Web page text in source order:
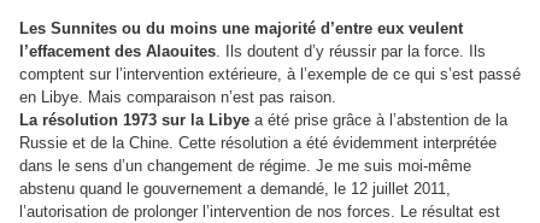
Les Sunnites ou du moins une majorité d’entre eux veulent
l’effacement des Alaouites. Ils doutent d’y réussir par la force. Ils
comptent sur l’intervention extérieure, à l’exemple de ce qui s’est passé
en Libye. Mais comparaison n’est pas raison.
La résolution 1973 sur la Libye a été prise grâce à l’abstention de la
Russie et de la Chine. Cette résolution a été évidemment interprétée
dans le sens d’un changement de régime. Je me suis moi-même
abstenu quand le gouvernement a demandé, le 12 juillet 2011,
l’autorisation de prolonger l’intervention de nos forces. Le résultat est